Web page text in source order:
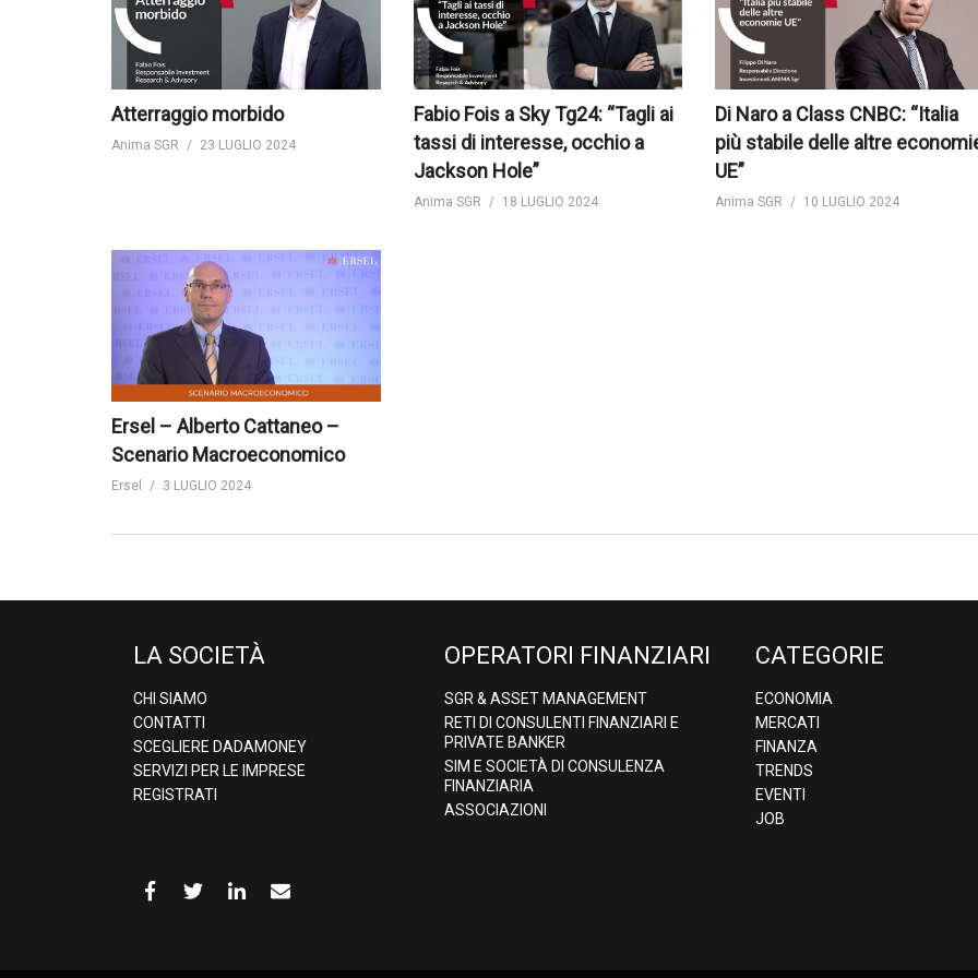
Atterraggio morbido
Anima SGR 23 LUGLIO 2024
Fabio Fois a Sky Tg24: “Tagli ai
tassi di interesse, occhio a
Jackson Hole”
Anima SGR 18 LUGLIO 2024
Di Naro a Class CNBC: “Italia
più stabile delle altre
UE”
Anima SGR 10 LUGLIO 2024
Ersel – Alberto Cattaneo –
Scenario Macroeconomico
Ersel 3 LUGLIO 2024
LA SOCIETÀ
CHI SIAMO
CONTATTI
SCEGLIERE DADAMONEY
SERVIZI PER LE IMPRESE
REGISTRATI
OPERATORI FINANZIARI
SGR & ASSET MANAGEMENT
RETI DI CONSULENTI FINANZIARI E
PRIVATE BANKER
SIM E SOCIETÀ DI CONSULENZA
FINANZIARIA
ASSOCIAZIONI
CATEGORIE
ECONOMIA
MERCATI
FINANZA
TRENDS
EVENTI
JOB